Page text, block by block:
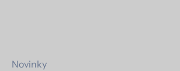
Novinky